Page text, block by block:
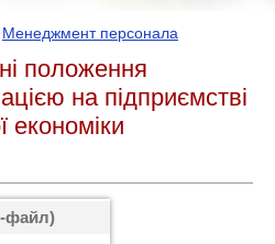
Менеджмент персонала
положення
на підприємстві
економіки
файл)